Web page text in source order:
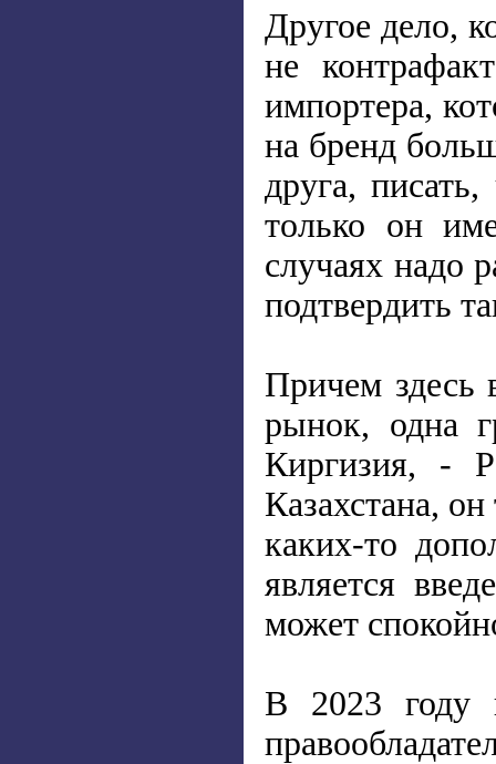
Другое дело,
не
импортера,
на бренд
друга,
только он
случаях надо
подтвердить
Причем здесь
рынок, одна
Киргизия, -
Казахстана,
каких-то
является
может
В 2023 году